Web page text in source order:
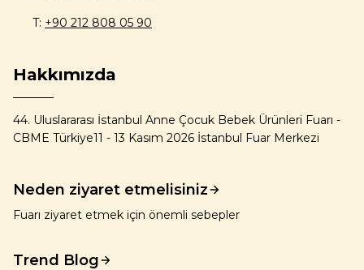
T: +90 212 808 05 90
Hakkımızda
44. Uluslararası İstanbul Anne Çocuk Bebek Ürünleri Fuarı -
CBME Türkiye11 - 13 Kasım 2026 İstanbul Fuar Merkezi
Neden ziyaret etmelisiniz
Fuarı ziyaret etmek için önemli sebepler
Trend Blog